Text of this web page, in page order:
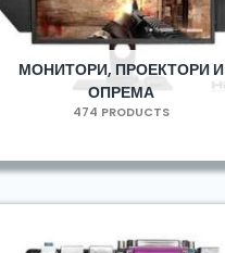
МОНИТОРИ, ПРОЕКТОРИ И
ОПРЕМА
474 PRODUCTS